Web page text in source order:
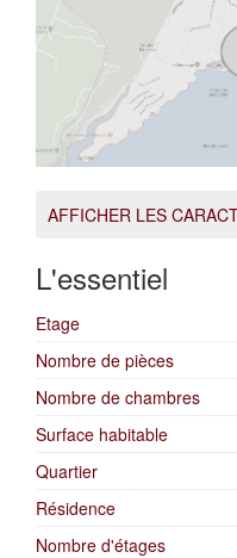
AFFICHER LES
L'essentiel
Etage
Nombre de pièces
Nombre de chambres
Surface habitable
Quartier
Résidence
Nombre d'étages